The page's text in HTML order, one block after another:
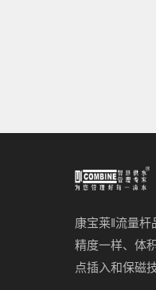
康宝莱‖流量
精度一样、体
点插入和保磁